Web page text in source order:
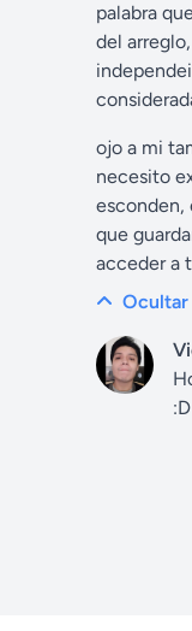
palabra
del
ojo a mi
necesito
esconden,
que
acceder a
Ocultar
:D